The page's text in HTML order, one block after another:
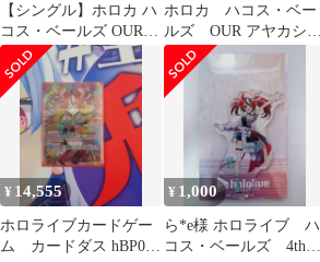
【シングル】ホロカ ハ
コス・ベールズ OUR
hBP06-005
ホロカ ハコス・ベー
ルズ OUR アヤカシヴ
ァーミリオン
¥ 14,555
ホロライブカードゲー
ム カードダス hBP06-
¥ 1,000
ら*e様 ホロライブ ハ
コス・ベールズ 4th